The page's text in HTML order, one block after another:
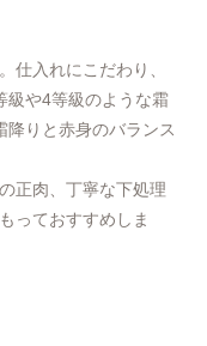
仕入れにこだわり、
級や4等級のような霜
降りと赤身のバランス
正肉、丁寧な下処理
っておすすめしま